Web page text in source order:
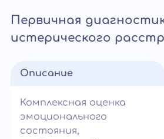
Первичная
истерического
Описание
Комплексная оценка
эмоционального
состояния,